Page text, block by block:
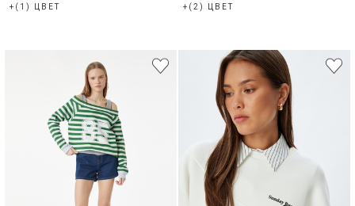
+(1) ЦВЕТ +(2) ЦВЕТ